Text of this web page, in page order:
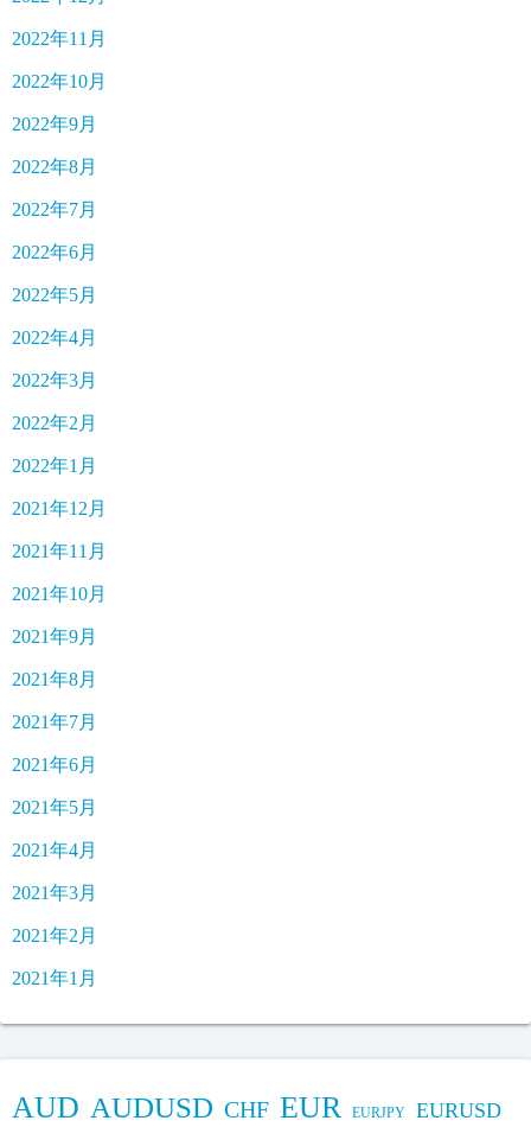
2022年11月
2022年10月
2022年9月
2022年8月
2022年7月
2022年6月
2022年5月
2022年4月
2022年3月
2022年2月
2022年1月
2021年12月
2021年11月
2021年10月
2021年9月
2021年8月
2021年7月
2021年6月
2021年5月
2021年4月
2021年3月
2021年2月
2021年1月
AUD AUDUSD CHF EUR EURJPY EURUSD